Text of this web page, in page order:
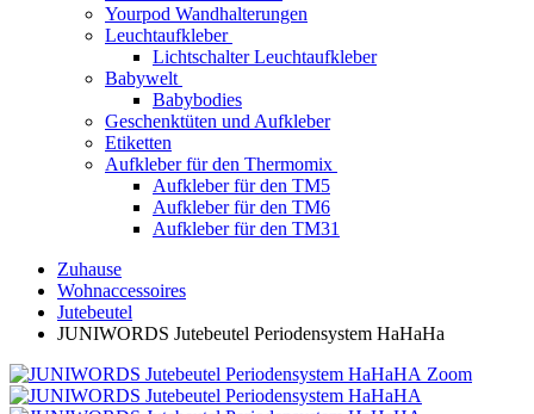
Yourpod Wandhalterungen
Leuchtaufkleber
Lichtschalter Leuchtaufkleber
Babywelt
Babybodies
Geschenktüten und Aufkleber
Etiketten
Aufkleber für den Thermomix
Aufkleber für den TM5
Aufkleber für den TM6
Aufkleber für den TM31
Zuhause
Wohnaccessoires
Jutebeutel
JUNIWORDS Jutebeutel Periodensystem HaHaHa
Zoom